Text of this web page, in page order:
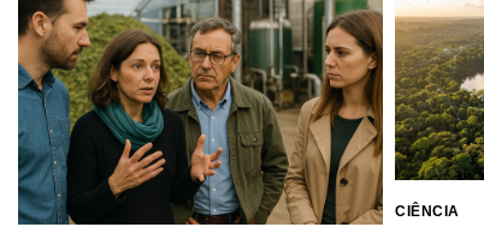
CIÊNCIA